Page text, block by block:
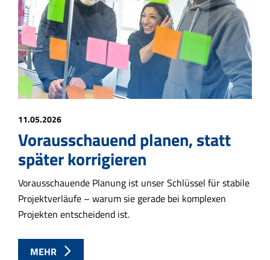
11.05.2026
Vorausschauend planen, statt
später korrigieren
Vorausschauende Planung ist unser Schlüssel für stabile
Projektverläufe – warum sie gerade bei komplexen
Projekten entscheidend ist.
MEHR